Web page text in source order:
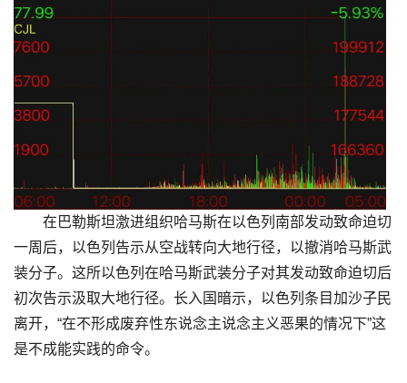
在巴勒斯坦激进组织哈马斯在以色列南部发动致命迫切
一周后，以色列告示从空战转向大地行径，以撤消哈马斯武
装分子。这所以色列在哈马斯武装分子对其发动致命迫切后
初次告示汲取大地行径。长入国暗示，以色列条目加沙子民
离开，“在不形成废弃性东说念主说念主义恶果的情况下”这
是不成能实践的命令。